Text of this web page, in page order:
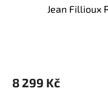
Jean Fillioux
8 299 Kč